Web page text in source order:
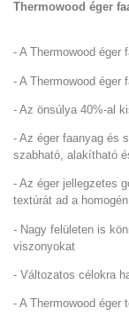
Thermowood éger
- A Thermowood éger
- A Thermowood éger
- Az önsúlya 40%-al
- Az éger faanyag és
szabható, alakítható
- Az éger jellegzetes
textúrát ad a
- Nagy felületen is
viszonyokat
- Változatos célokra
- A Thermowood éger